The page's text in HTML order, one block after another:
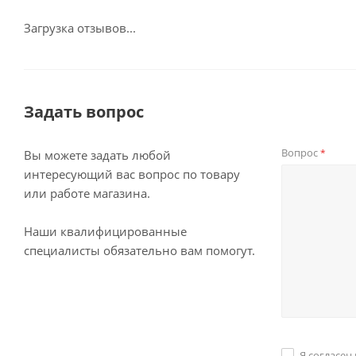
Загрузка отзывов...
Задать вопрос
Вы можете задать любой
интересующий вас вопрос по товару
или работе магазина.
Наши квалифицированные
специалисты обязательно вам помогут.
Вопрос*